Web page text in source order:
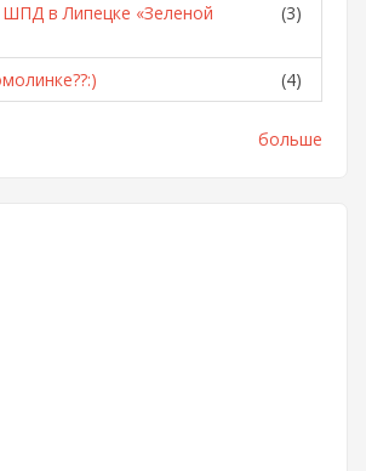
в Липецке «Зеленой
(3)
(4)
больше